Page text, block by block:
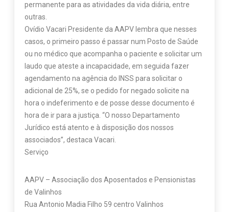
permanente para as atividades da vida diária, entre
outras.
Ovídio Vacari Presidente da AAPV lembra que nesses
casos, o primeiro passo é passar num Posto de Saúde
ou no médico que acompanha o paciente e solicitar um
laudo que ateste a incapacidade, em seguida fazer
agendamento na agência do INSS para solicitar o
adicional de 25%, se o pedido for negado solicite na
hora o indeferimento e de posse desse documento é
hora de ir para a justiça. “O nosso Departamento
Jurídico está atento e à disposição dos nossos
associados”, destaca Vacari.
Serviço
AAPV – Associação dos Aposentados e Pensionistas
de Valinhos
Rua Antonio Madia Filho 59 centro Valinhos